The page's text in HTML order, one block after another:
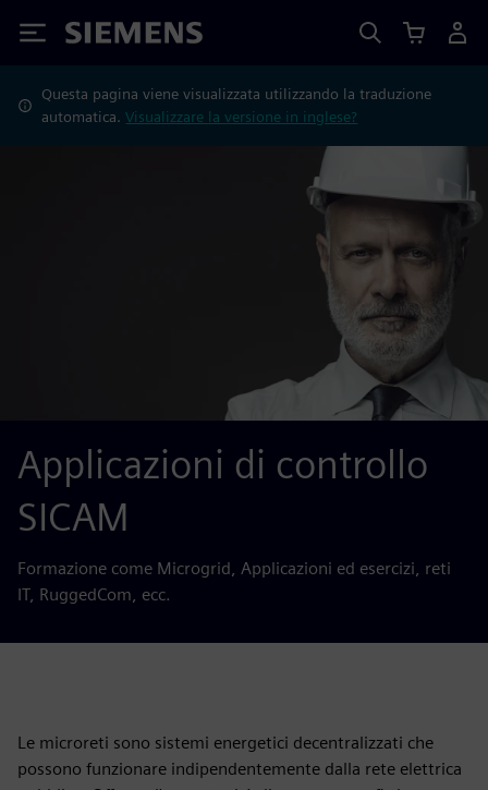
Siemens
Questa pagina viene visualizzata utilizzando la traduzione
automatica.Visualizzare la versione in inglese?
Applicazioni di controllo
SICAM
Formazione come Microgrid, Applicazioni ed esercizi, reti
IT, RuggedCom, ecc.
Le microreti sono sistemi energetici decentralizzati che
possono funzionare indipendentemente dalla rete elettrica